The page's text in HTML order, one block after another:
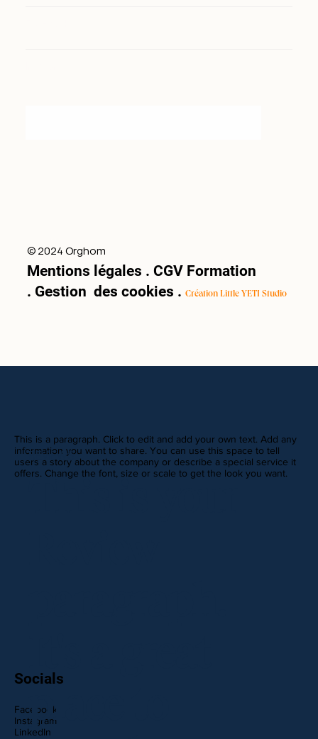
© 2024 Orghom
Mentions légales .CGV Formation
. Gestion des cookies .Création Little YETI Studio
This is a paragraph. Click to edit and add your own text. Add any
information you want to share. You can use this space to tell
users a story about the company or describe a special service it
offers. Change the font, size or scale to get the look you want.
Socials
Facebook
Instagram
LinkedIn
REVIEWS
place to